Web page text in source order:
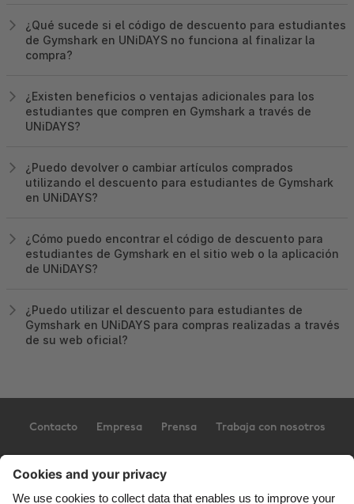
¿Qué sucede si el código de descuento para estudiantes
de Gymshark en UNiDAYS no funciona al finalizar la
compra?
¿Existen beneficios o ventajas adicionales para los
estudiantes que compren en Gymshark a través de
UNiDAYS?
¿Puedo devolver o cambiar artículos comprados
utilizando el descuento para estudiantes de Gymshark
en UNiDAYS?
¿Cómo puedo encontrar el código de descuento para
estudiantes de Gymshark en el sitio web o la aplicación
de UNiDAYS?
¿Puedo utilizar el descuento para estudiantes de
Gymshark en UNiDAYS para compras realizadas a través
de su web oficial?
Contacto Empresa Prensa Trabaja con nosotros